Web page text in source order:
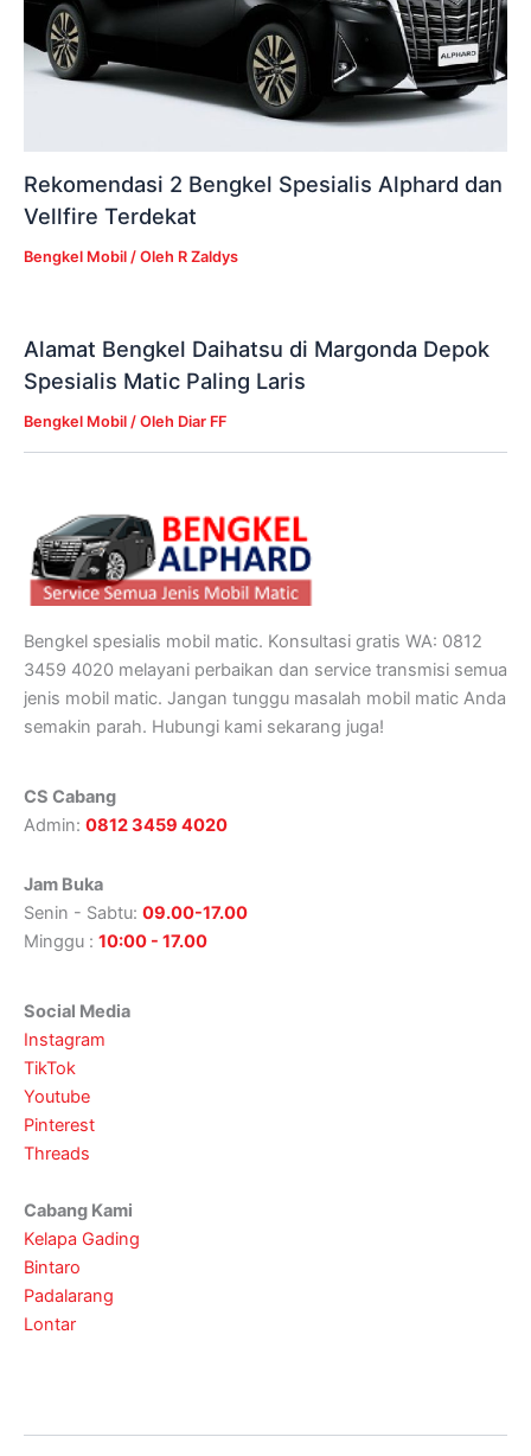
Rekomendasi 2 Bengkel Spesialis Alphard dan
Vellfire Terdekat
Bengkel Mobil / Oleh R Zaldys
Alamat Bengkel Daihatsu di Margonda Depok
Spesialis Matic Paling Laris
Bengkel Mobil / Oleh Diar FF
Bengkel spesialis mobil matic. Konsultasi gratis WA: 0812
3459 4020 melayani perbaikan dan service transmisi semua
jenis mobil matic. Jangan tunggu masalah mobil matic Anda
semakin parah. Hubungi kami sekarang juga!
CS Cabang
Admin: 0812 3459 4020
Jam Buka
Senin - Sabtu: 09.00-17.00
Minggu : 10:00 - 17.00
Social Media
Instagram
TikTok
Youtube
Pinterest
Threads
Cabang Kami
Kelapa Gading
Bintaro
Padalarang
Lontar